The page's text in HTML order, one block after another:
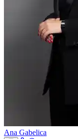
Ana Gabelica